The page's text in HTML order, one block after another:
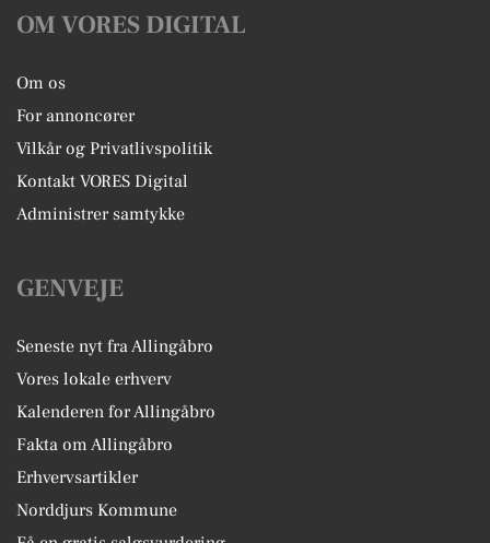
OM VORES DIGITAL
Om os
For annoncører
Vilkår og Privatlivspolitik
Kontakt VORES Digital
Administrer samtykke
GENVEJE
Seneste nyt fra Allingåbro
Vores lokale erhverv
Kalenderen for Allingåbro
Fakta om Allingåbro
Erhvervsartikler
Norddjurs Kommune